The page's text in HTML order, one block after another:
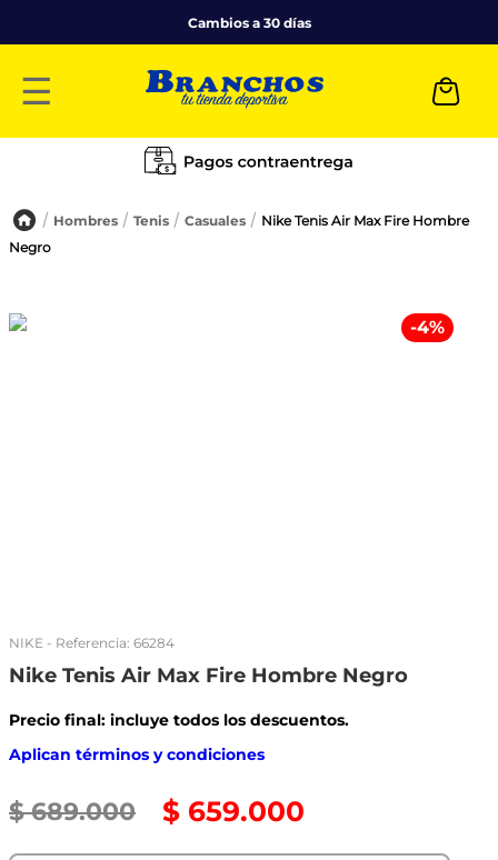
Cambios a 30 días
☰
Hombres Tenis Casuales
Nike Tenis Air Max Fire Hombre
Negro
-4%
NIKE - Referencia: 66284
Nike Tenis Air Max Fire Hombre Negro
Precio final: incluye todos los descuentos.
Aplican términos y condiciones
$ 689.000 $ 659.000